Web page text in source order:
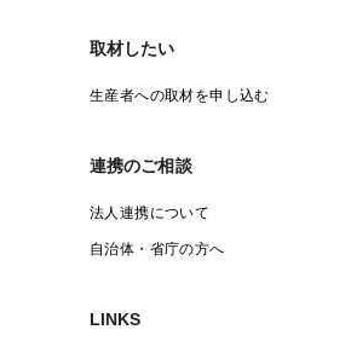
取材したい
生産者への取材を申し込む
連携のご相談
法人連携について
自治体・省庁の方へ
LINKS